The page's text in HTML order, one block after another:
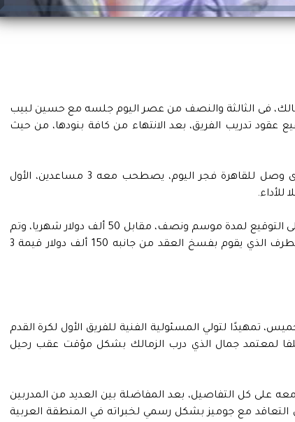
فى الثالثة والنصف من عصر اليوم جلسه مع حسين لبيب
عقود تدريب الفريق، بعد الانتهاء من كافة بنودها، من حيث
وكشف مصدر بالزمالك، أن المدير الفنى الجديد والذى وصل للقاهرة فجر اليوم، يصطحب معه 3 مساعدين، الأول
وأضاف المصدر أن الزمالك اتفق مع المدرب الجديد على التوقيع لمدة موسم ونصف، مقابل 50 ألف دولار شهريا، وتم
الاتفاق على شرط جزائي في العقد، يدفع بمقتضاه الطرف الذي يقوم بفسخ العقد من جانبه 150 ألف دولار قيمة 3
تمهيدًا لتولي المسئولية الفنية للفريق الأول لكرة القدم
لمعتمد جمال الذي درب الزمالك بشكل مؤقت عقب رحيل
على كل التفاصيل، بعد المفاضلة بين العديد من المدربين
التعاقد مع جوميز بشكل رسمي لخبراته في المنطقة العربية